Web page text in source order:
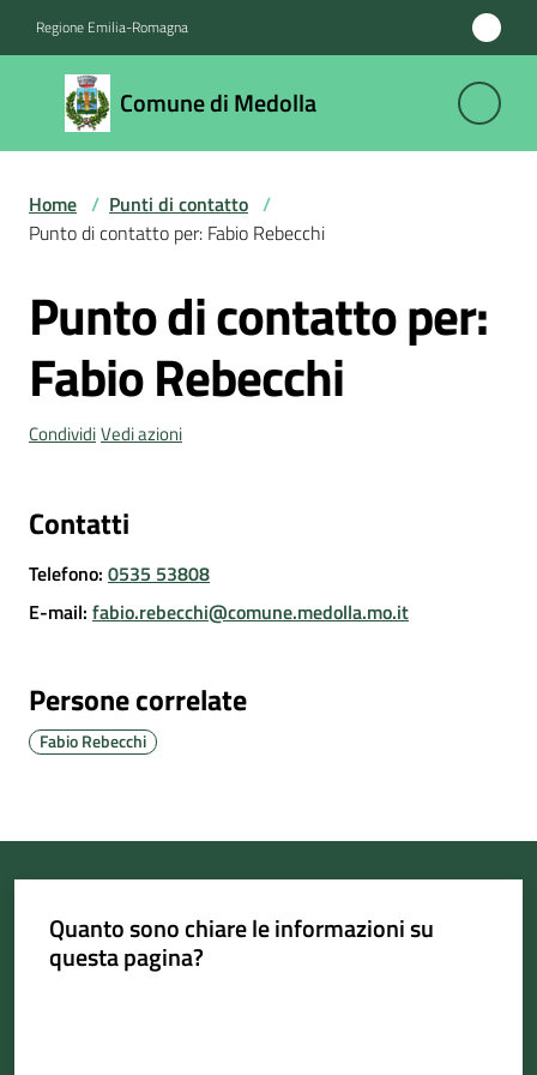
Regione Emilia-Romagna
Comune di Medolla
Comune
di
Medolla
Novità
Servizi
Comune
Associazioni
Newsletter
appuntamento
Sportello
telematico
SUE
Home / Punti di contatto /
Punto di contatto per: Fabio Rebecchi
Salta al contenuto
Punto di contatto per:
Fabio Rebecchi
CondividiVedi azioni
Contatti
Telefono: 0535 53808
E-mail: fabio.rebecchi@comune.medolla.mo.it
Persone correlate
Fabio Rebecchi
Quanto sono chiare le informazioni su
questa pagina?